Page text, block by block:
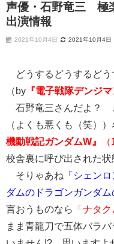
声優・石野竜三 極
出演情報
2021年10月4日 2021年10月4日
どうするどうするど
（by 『電子戦隊デンジマ
石野竜三さんだよ？
（よくも悪くも（笑）
機動戦記ガンダムW』
校舎裏に呼び出された状
そりゃあね 「シェン
ダムのドラゴンガンダム
言おうものなら
「ナタク
まま青龍刀で五体バラ